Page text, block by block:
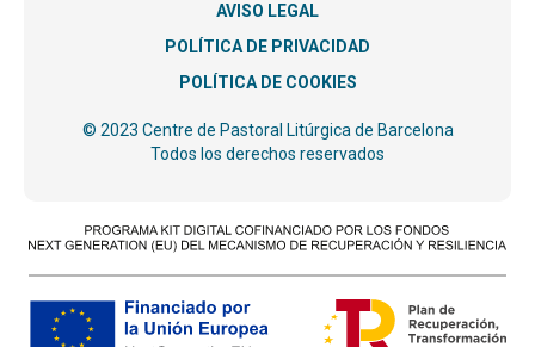
AVISO LEGAL
POLÍTICA DE PRIVACIDAD
POLÍTICA DE COOKIES
© 2023 Centre de Pastoral Litúrgica de Barcelona
Todos los derechos reservados